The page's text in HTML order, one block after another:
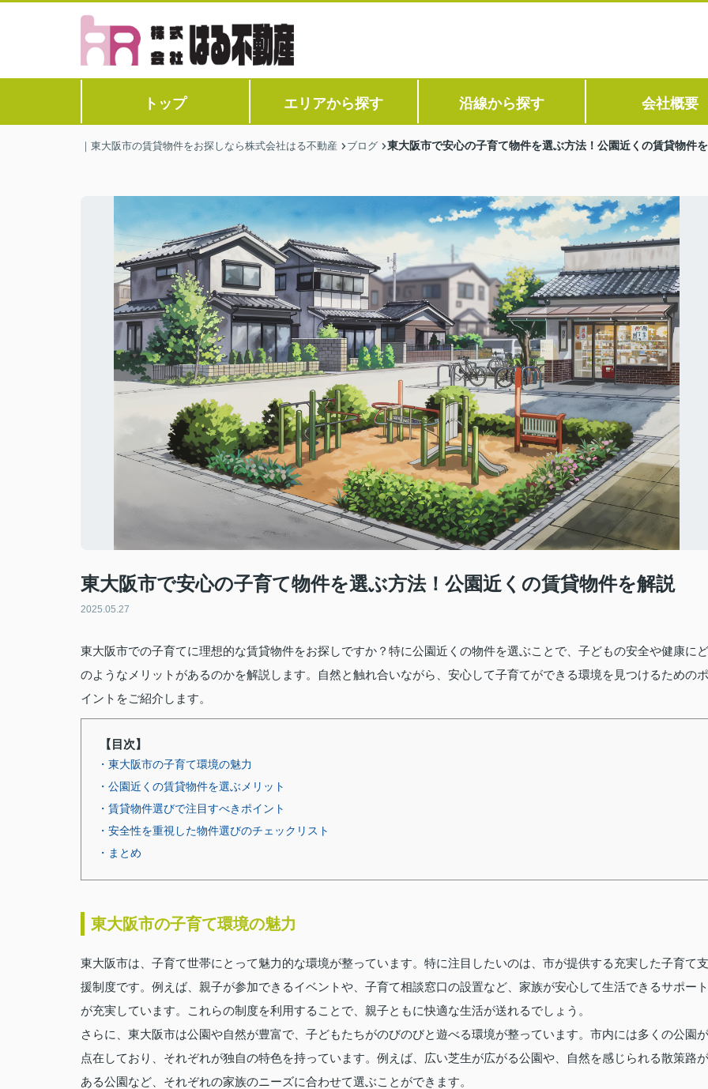
トップ エリアから探す 沿線から探す 会社概要
｜東大阪市の賃貸物件をお探しなら株式会社はる不動産 ブログ 東大阪市で安心の子育て物件を選ぶ方法！公園近くの賃貸物件
東大阪市で安心の子育て物件を選ぶ方法！公園近くの賃貸物件を解説
2025.05.27
東大阪市での子育てに理想的な賃貸物件をお探しですか？特に公園近くの物件を選ぶことで、子どもの安全や健康にど
のようなメリットがあるのかを解説します。自然と触れ合いながら、安心して子育てができる環境を見つけるためのポ
イントをご紹介します。
【目次】
・東大阪市の子育て環境の魅力
・公園近くの賃貸物件を選ぶメリット
・賃貸物件選びで注目すべきポイント
・安全性を重視した物件選びのチェックリスト
・まとめ
東大阪市の子育て環境の魅力
東大阪市は、子育て世帯にとって魅力的な環境が整っています。特に注目したいのは、市が提供する充実した子育て支
援制度です。例えば、親子が参加できるイベントや、子育て相談窓口の設置など、家族が安心して生活できるサポート
が充実しています。これらの制度を利用することで、親子ともに快適な生活が送れるでしょう。
さらに、東大阪市は公園や自然が豊富で、子どもたちがのびのびと遊べる環境が整っています。市内には多くの公園が
点在しており、それぞれが独自の特色を持っています。例えば、広い芝生が広がる公園や、自然を感じられる散策路が
ある公園など、それぞれの家族のニーズに合わせて選ぶことができます。